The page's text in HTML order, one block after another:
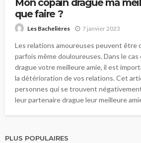
que faire ?
Les Bachelières 7 janvier 2023
Les relations amoureuses peuvent être
parfois même douloureuses. Dans le
drague votre meilleure amie, il est
la détérioration de vos relations. Cet
personnes qui se trouvent
leur partenaire drague leur meilleure
PLUS POPULAIRES